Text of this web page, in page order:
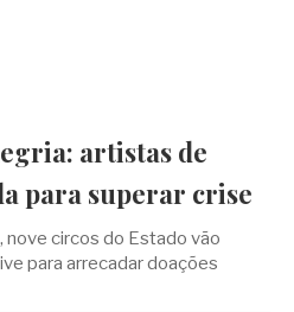
artistas de
para superar crise
nove circos do Estado vão
para arrecadar doações